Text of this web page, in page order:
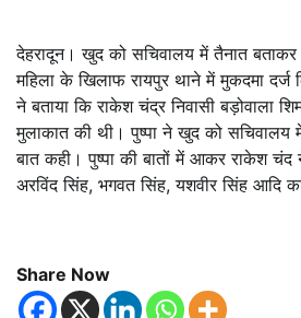
देहरादून। खुद को सचिवालय में तैनात
महिला के खिलाफ रायपुर थाने में मुकदमा दर्ज
ने बताया कि राकेश चंद्र निवासी बड़ोवाला
मुलाकात की थी। पुष्पा ने खुद को सचिवालय
बात कही। पुष्पा की बातों में आकर राकेश
अरविंद सिंह, भगवत सिंह, यशवीर सिंह आदि
Share Now